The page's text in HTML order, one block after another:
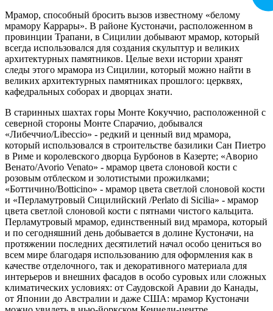
Мрамор, способный бросить вызов известному «белому
мрамору Каррары». В районе Кустоначи, расположенном в
провинции Трапани, в Сицилии добывают мрамор, который
всегда использовался для создания скульптур и великих
архитектурных памятников. Целые вехи истории хранят
следы этого мрамора из Сицилии, который можно найти в
великих архитектурных памятниках прошлого: церквях,
кафедральных соборах и дворцах знати.
В старинных шахтах горы Монте Кокуччио, расположенной с
северной стороны Монте Спарачио, добывался
«Либеччио/Libeccio» - редкий и ценный вид мрамора,
который использовался в строительстве базилики Сан Пиетро
в Риме и королевского дворца Бурбонов в Казерте; «Аворио
Венато/Avorio Venato» - мрамор цвета слоновой кости с
розовым отблеском и золотистыми прожилками;
«Боттичино/Botticino» - мрамор цвета светлой слоновой кости
и «Перламутровый Сицилийский /Perlato di Sicilia» - мрамор
цвета светлой слоновой кости с пятнами чистого кальцита.
Перламутровый мрамор, единственный вид мрамора, который
и по сегодняшний день добывается в долине Кустоначи, на
протяжении последних десятилетий начал особо цениться во
всем мире благодаря использованию для оформления как в
качестве отделочного, так и декоративного материала для
интерьеров и внешних фасадов в особо суровых или сложных
климатических условиях: от Саудовской Аравии до Канады,
от Японии до Австралии и даже США: мрамор Кустоначи